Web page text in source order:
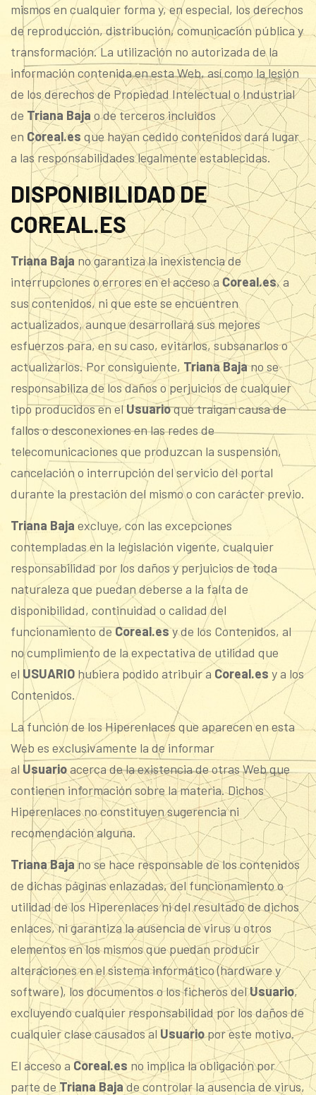
mismos en cualquier forma y, en especial, los derechos
de reproducción, distribución, comunicación pública y
transformación. La utilización no autorizada de la
información contenida en esta Web, así como la lesión
de los derechos de Propiedad Intelectual o Industrial
de Triana Baja o de terceros incluidos
en Coreal.es que hayan cedido contenidos dará lugar
a las responsabilidades legalmente establecidas.
DISPONIBILIDAD DE
COREAL.ES
Triana Baja no garantiza la inexistencia de
interrupciones o errores en el acceso aCoreal.es, a
sus contenidos, ni que este se encuentren
actualizados, aunque desarrollará sus mejores
esfuerzos para, en su caso, evitarlos, subsanarlos o
actualizarlos. Por consiguiente, Triana Bajano se
responsabiliza de los daños o perjuicios de cualquier
tipo producidos en el Usuarioque traigan causa de
fallos o desconexiones en las redes de
telecomunicaciones que produzcan la suspensión,
cancelación o interrupción del servicio del portal
durante la prestación del mismo o con carácter previo.
Triana Baja excluye, con las excepciones
contempladas en la legislación vigente, cualquier
responsabilidad por los daños y perjuicios de toda
naturaleza que puedan deberse a la falta de
disponibilidad, continuidad o calidad del
funcionamiento deCoreal.esy de los Contenidos, al
no cumplimiento de la expectativa de utilidad que
el USUARIO hubiera podido atribuir a Coreal.es y a los
Contenidos.
La función de los Hiperenlaces que aparecen en esta
Web es exclusivamente la de informar
al Usuarioacerca de la existencia de otras Web que
contienen información sobre la materia. Dichos
Hiperenlaces no constituyen sugerencia ni
recomendación alguna.
Triana Bajano se hace responsable de los contenidos
de dichas páginas enlazadas, del funcionamiento o
utilidad de los Hiperenlaces ni del resultado de dichos
enlaces, ni garantiza la ausencia de virus u otros
elementos en los mismos que puedan producir
alteraciones en el sistema informático (hardware y
software), los documentos o los ficheros delUsuario,
excluyendo cualquier responsabilidad por los daños de
cualquier clase causados al Usuariopor este motivo.
El acceso a Coreal.es no implica la obligación por
parte de Triana Bajade controlar la ausencia de virus,